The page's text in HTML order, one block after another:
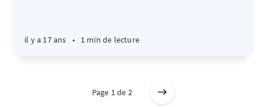
il y a 17 ans • 1 min de lecture
Page 1 de 2